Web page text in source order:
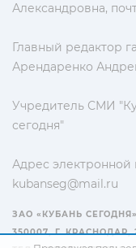
Александровна,
Главный редактор
Арендаренко
Учредитель СМИ
сегодня"
Адрес
kubanseg@mail.ru
ЗАО «КУБАНЬ
350007, Г.